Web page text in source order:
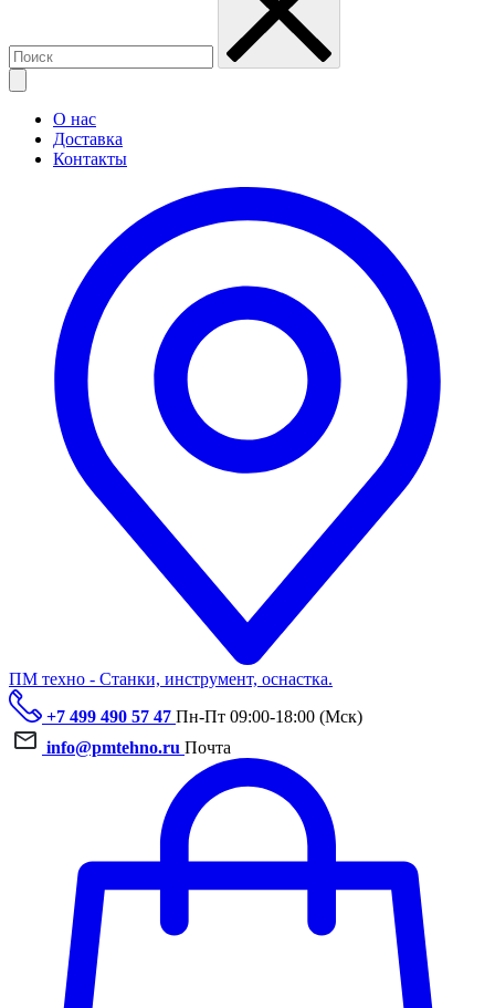
О нас
Доставка
Контакты
ПМ техно - Станки, инструмент, оснастка.
+7 499 490 57 47 Пн-Пт 09:00-18:00 (Мск)
info@pmtehno.ru Почта